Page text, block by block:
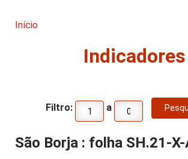
Início
Indicadores
Filtro: a
São Borja : folha SH.21-